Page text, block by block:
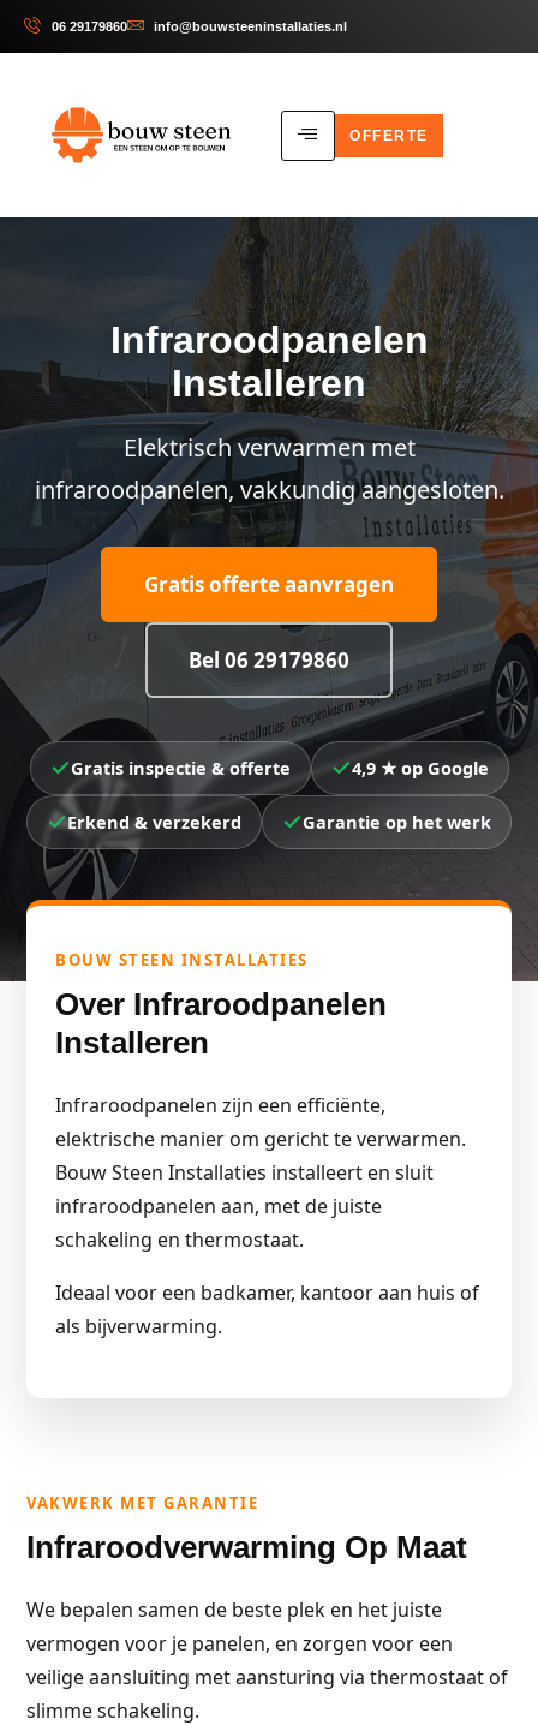
06 29179860 info@bouwsteeninstallaties.nl
OFFERTE
Infraroodpanelen
Installeren
Elektrisch verwarmen met
infraroodpanelen, vakkundig aangesloten.
Gratis offerte aanvragen
Bel 06 29179860
Gratis inspectie & offerte 4,9 ★ op Google
Erkend & verzekerd Garantie op het werk
BOUW STEEN INSTALLATIES
Over Infraroodpanelen
Installeren
Infraroodpanelen zijn een efficiënte,
elektrische manier om gericht te verwarmen.
Bouw Steen Installaties installeert en sluit
infraroodpanelen aan, met de juiste
schakeling en thermostaat.
Ideaal voor een badkamer, kantoor aan huis of
als bijverwarming.
VAKWERK MET GARANTIE
Infraroodverwarming Op Maat
We bepalen samen de beste plek en het juiste
vermogen voor je panelen, en zorgen voor een
veilige aansluiting met aansturing via thermostaat of
slimme schakeling.